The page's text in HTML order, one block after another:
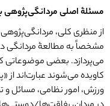
مسئلۀ اصلی مردانگیپژوهی
از منظری کلی،
مشخصاً به مطالعۀ مردانگی
می‌پردازد. بعضی موضوعاتی
کاویده می‌شوند عبارت‌اند از
ورزش، امور نظامی، مسائل